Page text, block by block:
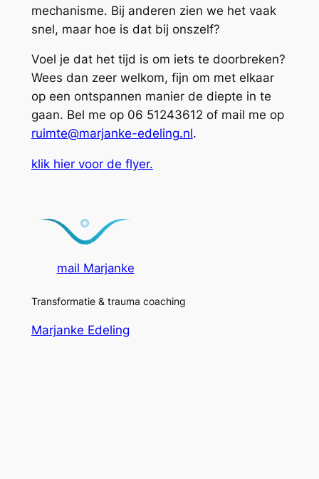
mechanisme. Bij anderen zien we het vaak
snel, maar hoe is dat bij onszelf?
Voel je dat het tijd is om iets te doorbreken?
Wees dan zeer welkom, fijn om met elkaar
op een ontspannen manier de diepte in te
gaan. Bel me op 06 51243612 of mail me op
ruimte@marjanke-edeling.nl.
klik hier voor de flyer.
mail Marjanke
Transformatie & trauma coaching
Marjanke Edeling